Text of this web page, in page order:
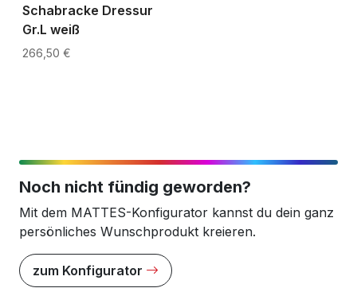
Schabracke Dressur
Gr.L weiß
266,50 €
Noch nicht fündig geworden?
Mit dem MATTES-Konfigurator kannst du dein ganz
persönliches Wunschprodukt kreieren.
zum Konfigurator